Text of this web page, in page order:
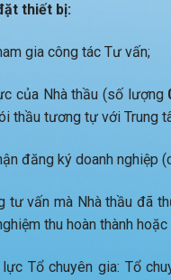
thiết bị:
gia công tác Tư vấn;
của Nhà thầu (số lượng
thầu tương tự với Trung
đăng ký doanh nghiệp
tư vấn mà Nhà thầu đã
thu hoàn thành
Tổ chuyên gia: Tổ